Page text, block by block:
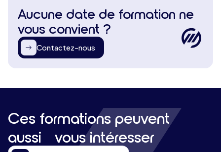
Aucune date de formation ne
vous convient ?
Contactez-nous
Ces formations peuvent
aussi vous intéresser